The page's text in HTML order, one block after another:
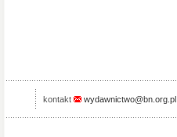
kontakt wydawnictwo@bn.org.pl